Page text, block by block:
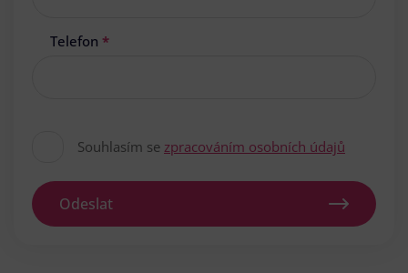
Telefon *
Souhlasím se zpracováním osobních údajů
Odeslat